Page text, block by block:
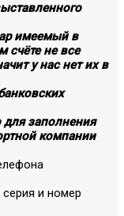
имеемый в
счёте не все
у нас нет их в
для заполнения
компании
и номер